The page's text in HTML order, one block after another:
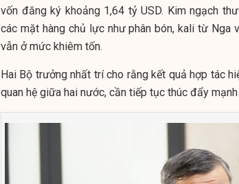
vốn đăng ký khoảng 1,64 tỷ USD. Kim ngạch
các mặt hàng chủ lực như phân bón, kali từ Nga
vẫn ở mức khiêm tốn.
Hai Bộ trưởng nhất trí cho rằng kết quả hợp tác
quan hệ giữa hai nước, cần tiếp tục thúc đẩy